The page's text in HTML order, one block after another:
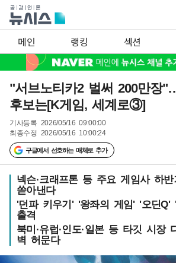
메인 랭킹 섹션
"서브노티카2 벌써 200만장
후보는[K게임, 세계로③]
기사등록 2026/05/16 09:00:00
최종수정 2026/05/16 10:00:24
구글에서 선호하는 매체로 추가
넥슨·크래프톤 등 주요 게임사 하
쏟아낸다
'던파 키우기' '왕좌의 게임' '오딘Q'
출격
북미·유럽·인도·일본 등 타깃 시장
벽 허문다